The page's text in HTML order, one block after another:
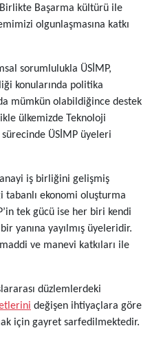
Başarma kültürü ile
olgunlaşmasına katkı
sorumlulukla ÜSİMP,
konularında politika
mümkün olabildiğince destek
ülkemizde Teknoloji
ÜSİMP üyeleri
iş birliğini gelişmiş
tabanlı ekonomi oluşturma
tek gücü ise her biri kendi
yanına yayılmış üyeleridir.
ve manevi katkıları ile
düzlemlerdeki
değişen ihtiyaçlara göre
için gayret sarfedilmektedir.